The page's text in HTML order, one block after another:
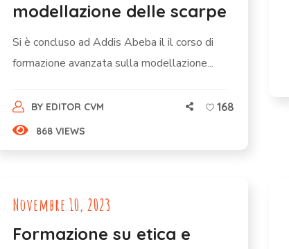
modellazione delle scarpe
Si è concluso ad Addis Abeba il il corso di
formazione avanzata sulla modellazione...
BY EDITOR CVM
868 VIEWS
168
Novembre 10, 2023
Formazione su etica e